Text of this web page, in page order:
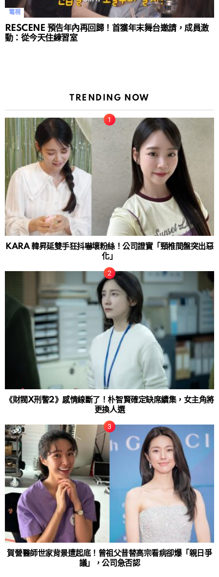
電視
RESCENE 預告年內再回歸！首獲年末舞台邀請，成員激
動：從今天住練習室
TRENDING NOW
KARA 韓昇延雙手狂抖嚇壞粉絲！公司證實「頸椎間盤突出惡
化」
《財閥X刑警2》感情線斷了！朴智賢確定缺席續集，女主角將
更換人選
賀營醫師世家背景遭起底！曾祖父昔替高宗看病卻爆「親日爭
議」，公司急否認